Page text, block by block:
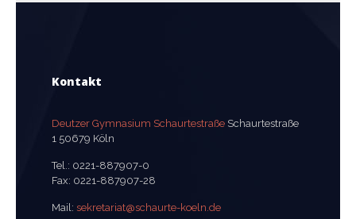
Kontakt
Deutzer Gymnasium Schaurtestraße Schaurtestraße
1 50679 Köln
Tel.: 0221-887907-0
Fax: 0221-887907-28
Mail: sekretariat@schaurte-koeln.de